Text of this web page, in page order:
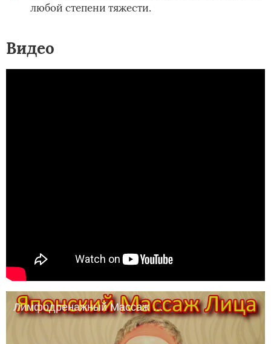
любой степени тяжести.
Видео
Лимфодренажный Массаж Лица Юкуко Танака или Японский Массаж Лица Асахи/Zogan